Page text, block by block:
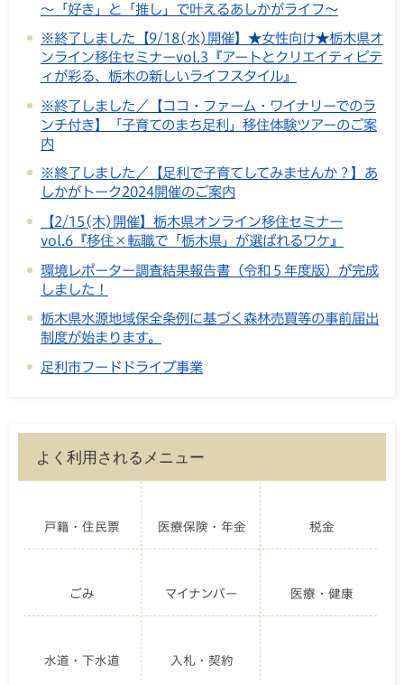
～「好き」と「推し」で叶えるあしかがライフ～
※終了しました【9/18(水)開催】★女性向け★栃木県オ
ンライン移住セミナーvol.3『アートとクリエイティビテ
ィが彩る、栃木の新しいライフスタイル』
※終了しました／【ココ・ファーム・ワイナリーでのラ
ンチ付き】「子育てのまち足利」移住体験ツアーのご案
内
※終了しました／【足利で子育てしてみませんか？】あ
しかがトーク2024開催のご案内
【2/15(木)開催】栃木県オンライン移住セミナー
vol.6『移住×転職で「栃木県」が選ばれるワケ』
環境レポーター調査結果報告書（令和５年度版）が完成
しました！
栃木県水源地域保全条例に基づく森林売買等の事前届出
制度が始まります。
足利市フードドライブ事業
よく利用されるメニュー
戸籍・住民票 医療保険・年金 税金
ごみ マイナンバー 医療・健康
水道・下水道 入札・契約